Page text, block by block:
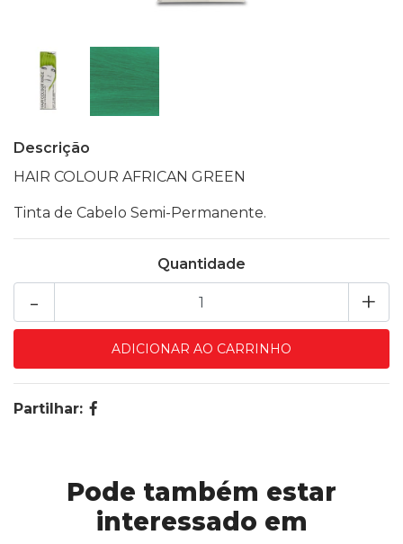
Descrição
HAIR COLOUR AFRICAN GREEN
Tinta de Cabelo Semi-Permanente.
Quantidade
+
-
Partilhar:
Pode também estar
interessado em